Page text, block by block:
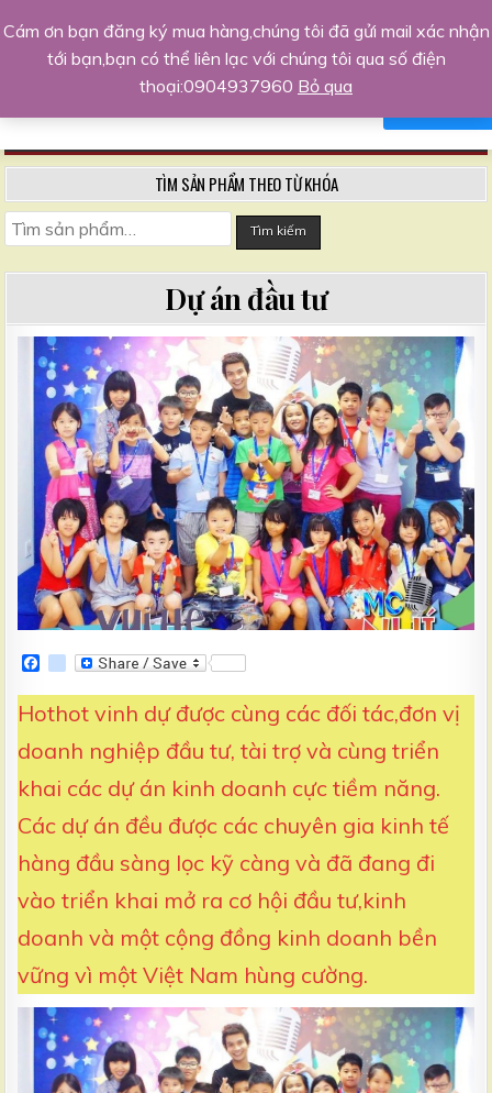
to
content
Trang kinh doanh khởi nghiệp hàng
đầu
Chia sẻ kinh nghiệm, kiến thức kinh doanh, kỹ năng sống
TÌM SẢN PHẨM THEO TỪ KHÓA
Tìm
kiếm:
Tìm kiếm
Dự án đầu tư
c
e
o
k
o
g
e
b
o
k
m
a
r
k
s
Hothot vinh dự được cùng các đối tác,đơn vị
doanh nghiệp đầu tư, tài trợ và cùng triển
khai các dự án kinh doanh cực tiềm năng.
Các dự án đều được các chuyên gia kinh tế
hàng đầu sàng lọc kỹ càng và đã đang đi
vào triển khai mở ra cơ hội đầu tư,kinh
doanh và một cộng đồng kinh doanh bền
vững vì một Việt Nam hùng cường.
Xin chào,tôi sẵn sàng hỗ trợ bạn
Cám ơn bạn đăng ký mua hàng,chúng tôi đã gửi mail xác nhận
tới bạn,bạn có thể liên lạc với chúng tôi qua số điện
thoại:0904937960 Bỏ qua